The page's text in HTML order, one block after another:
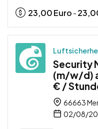
23,00Euro -
Security
(m/w/d)
€ /
66663
02/08/